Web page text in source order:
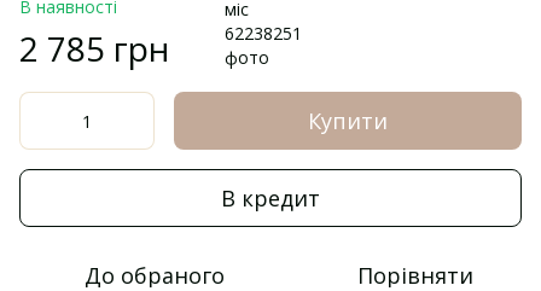
В наявності
2 785 грн
Купити
В кредит
До обраного Порівняти